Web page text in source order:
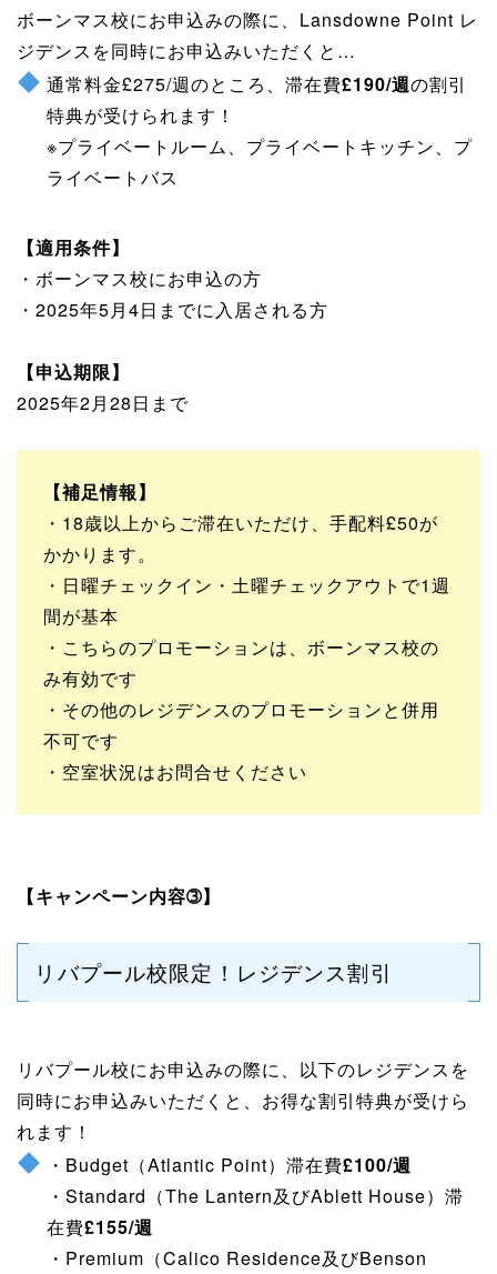
ボーンマス校にお申込みの際に、Lansdowne Point レ
ジデンスを同時にお申込みいただくと…
通常料金£275/週のところ、滞在費£190/週の割引
特典が受けられます！
※プライベートルーム、プライベートキッチン、プ
ライベートバス
【適用条件】
・ボーンマス校にお申込の方
・2025年5月4日までに入居される方
【申込期限】
2025年2月28日まで
【補足情報】
・18歳以上からご滞在いただけ、手配料£50が
かかります。
・日曜チェックイン・土曜チェックアウトで1週
間が基本
・こちらのプロモーションは、ボーンマス校の
み有効です
・その他のレジデンスのプロモーションと併用
不可です
・空室状況はお問合せください
【キャンペーン内容➂】
リバプール校限定！レジデンス割引
リバプール校にお申込みの際に、以下のレジデンスを
同時にお申込みいただくと、お得な割引特典が受けら
れます！
・Budget（Atlantic Point）滞在費£100/週
・Standard（The Lantern及びAblett House）滞
在費£155/週
・Premium（Calico Residence及びBenson